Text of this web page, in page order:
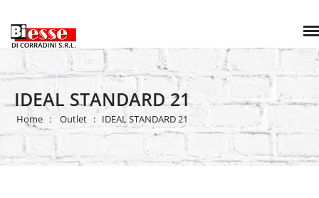
IDEAL STANDARD 21
Home Outlet IDEAL STANDARD 21